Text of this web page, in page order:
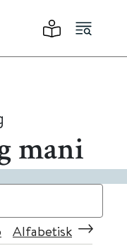
mani
Alfabetisk